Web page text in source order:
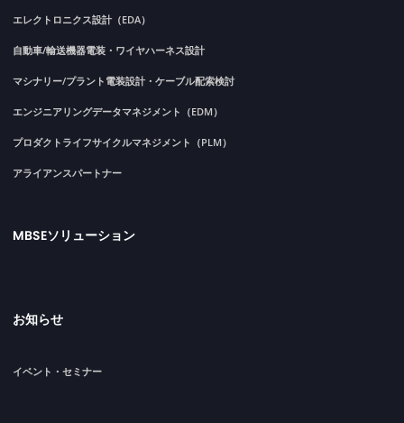
エレクトロニクス設計（EDA）
自動車/輸送機器電装・ワイヤハーネス設計
マシナリー/プラント電装設計・ケーブル配索検討
エンジニアリングデータマネジメント（EDM）
プロダクトライフサイクルマネジメント（PLM）
アライアンスパートナー
MBSEソリューション
お知らせ
イベント・セミナー